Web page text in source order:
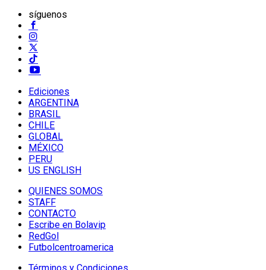
síguenos
Ediciones
ARGENTINA
BRASIL
CHILE
GLOBAL
MÉXICO
PERU
US ENGLISH
QUIENES SOMOS
STAFF
CONTACTO
Escribe en Bolavip
RedGol
Futbolcentroamerica